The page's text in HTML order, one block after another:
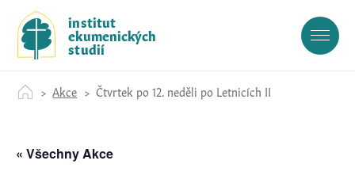
institut
ekumenických
studií
Akce Čtvrtek po 12. neděli po Letnicích II
« Všechny Akce